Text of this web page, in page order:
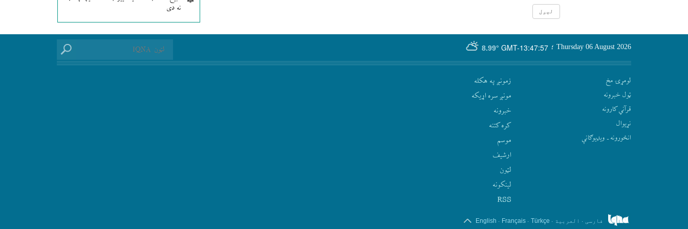
نه دی
GMT-13:47:57
8.99° Thursday 06 August 2026 ؛
لومړۍ مخ
ټول خبرونه
قرآني کارونه
نړيوال
انځورونه ـ ویډیوګانې
زمونږ په هکله
مونږ سره اړيکه
‫خبرونه
کره کتنه
موسم
ارشيف
لټون
لينکونه
RSS
فارسی . العربیة .
Türkçe
.
Français
.
English